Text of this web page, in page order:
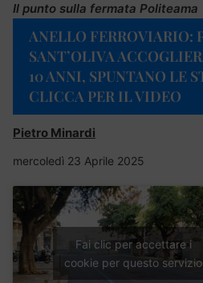
Il punto sulla fermata Politeama
ANELLO FERROVIARIO:
SANT’OLIVA
10 ANNI, SPUNTANO LE
CLICCA PER IL VIDEO
Pietro Minardi
mercoledì 23 Aprile 2025
Fai clic per accettare i
cookie per questo servizio